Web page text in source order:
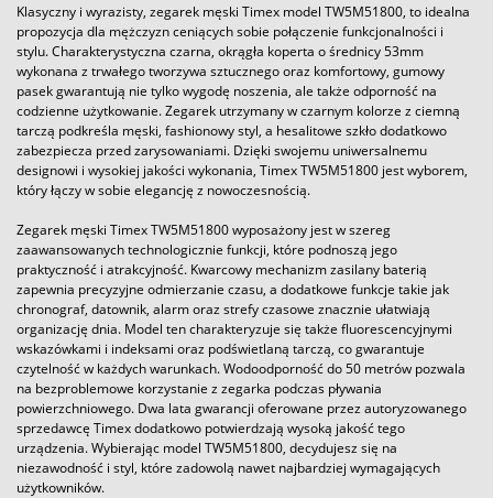
Klasyczny i wyrazisty, zegarek męski Timex model TW5M51800, to idealna
propozycja dla mężczyzn ceniących sobie połączenie funkcjonalności i
stylu. Charakterystyczna czarna, okrągła koperta o średnicy 53mm
wykonana z trwałego tworzywa sztucznego oraz komfortowy, gumowy
pasek gwarantują nie tylko wygodę noszenia, ale także odporność na
codzienne użytkowanie. Zegarek utrzymany w czarnym kolorze z ciemną
tarczą podkreśla męski, fashionowy styl, a hesalitowe szkło dodatkowo
zabezpiecza przed zarysowaniami. Dzięki swojemu uniwersalnemu
designowi i wysokiej jakości wykonania, Timex TW5M51800 jest wyborem,
który łączy w sobie elegancję z nowoczesnością.
Zegarek męski Timex TW5M51800 wyposażony jest w szereg
zaawansowanych technologicznie funkcji, które podnoszą jego
praktyczność i atrakcyjność. Kwarcowy mechanizm zasilany baterią
zapewnia precyzyjne odmierzanie czasu, a dodatkowe funkcje takie jak
chronograf, datownik, alarm oraz strefy czasowe znacznie ułatwiają
organizację dnia. Model ten charakteryzuje się także fluorescencyjnymi
wskazówkami i indeksami oraz podświetlaną tarczą, co gwarantuje
czytelność w każdych warunkach. Wodoodporność do 50 metrów pozwala
na bezproblemowe korzystanie z zegarka podczas pływania
powierzchniowego. Dwa lata gwarancji oferowane przez autoryzowanego
sprzedawcę Timex dodatkowo potwierdzają wysoką jakość tego
urządzenia. Wybierając model TW5M51800, decydujesz się na
niezawodność i styl, które zadowolą nawet najbardziej wymagających
użytkowników.